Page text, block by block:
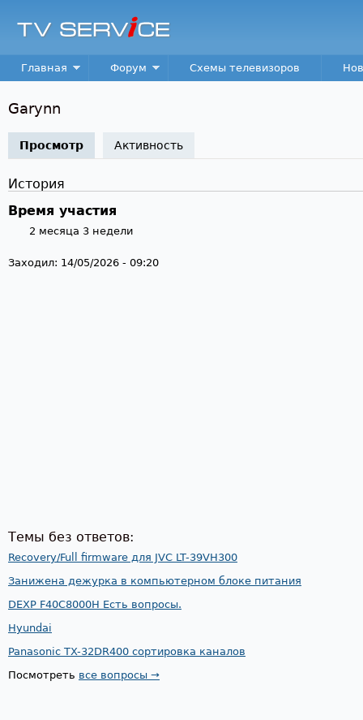
TV
Service
Main menu
Главная Форум Схемы телевизоров
Garynn
Просмотр (активная вкладка)
Активность
История
Время участия
2 месяца 3 недели
Заходил: 14/05/2026 - 09:20
Темы без ответов:
Recovery/Full firmware для JVC LT-39VH300
Занижена дежурка в компьютерном блоке питания
DEXP F40C8000H Есть вопросы.
Hyundai
Panasonic TX-32DR400 сортировка каналов
Посмотреть все вопросы →